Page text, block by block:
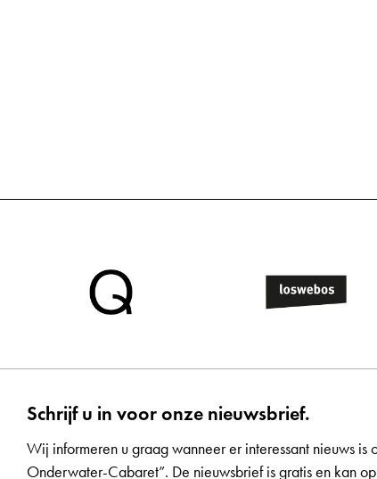
Schrijf u in voor onze nieuwsbrief.
Wij informeren u graag wanneer er interessant nieuws is
Onderwater-Cabaret”. De nieuwsbrief is gratis en kan